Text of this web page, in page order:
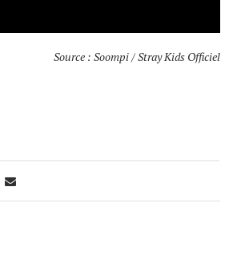
Source : Soompi / Stray Kids Officiel